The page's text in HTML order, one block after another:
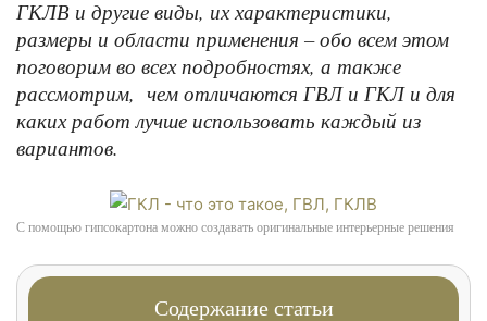
ГКЛВ и другие виды, их характеристики,
размеры и области применения – обо всем этом
поговорим во всех подробностях, а также
рассмотрим, чем отличаются ГВЛ и ГКЛ и для
каких работ лучше использовать каждый из
вариантов.
С помощью гипсокартона можно создавать оригинальные интерьерные решения
Содержание статьи